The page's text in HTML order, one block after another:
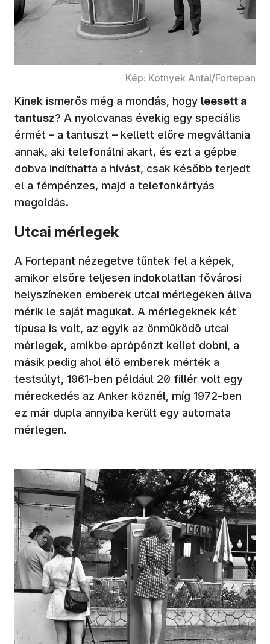
Kép: Kotnyek Antal/Fortepan
Kinek ismerős még a mondás, hogy leesett a
tantusz? A nyolcvanas évekig egy speciális
érmét – a tantuszt – kellett előre megváltania
annak, aki telefonálni akart, és ezt a gépbe
dobva indíthatta a hívást, csak később terjedt
el a fémpénzes, majd a telefonkártyás
megoldás.
Utcai mérlegek
A Fortepant nézegetve tűntek fel a képek,
amikor elsőre teljesen indokolatlan fővárosi
helyszíneken emberek utcai mérlegeken állva
mérik le saját magukat. A mérlegeknek két
típusa is volt, az egyik az önműködő utcai
mérlegek, amikbe aprópénzt kellet dobni, a
másik pedig ahol élő emberek mérték a
testsúlyt, 1961-ben például 20 fillér volt egy
méreckedés az Anker köznél, míg 1972-ben
ez már dupla annyiba került egy automata
mérlegen.